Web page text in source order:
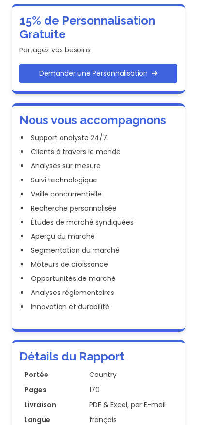
15% de Personnalisation
Gratuite
Partagez vos besoins
Demander une Personnalisation
Nous vous accompagnons
Support analyste 24/7
Clients à travers le monde
Analyses sur mesure
Suivi technologique
Veille concurrentielle
Recherche personnalisée
Études de marché syndiquées
Aperçu du marché
Segmentation du marché
Moteurs de croissance
Opportunités de marché
Analyses réglementaires
Innovation et durabilité
Détails du Rapport
Portée
Country
Pages
170
Livraison
PDF & Excel, par E-mail
Langue
français